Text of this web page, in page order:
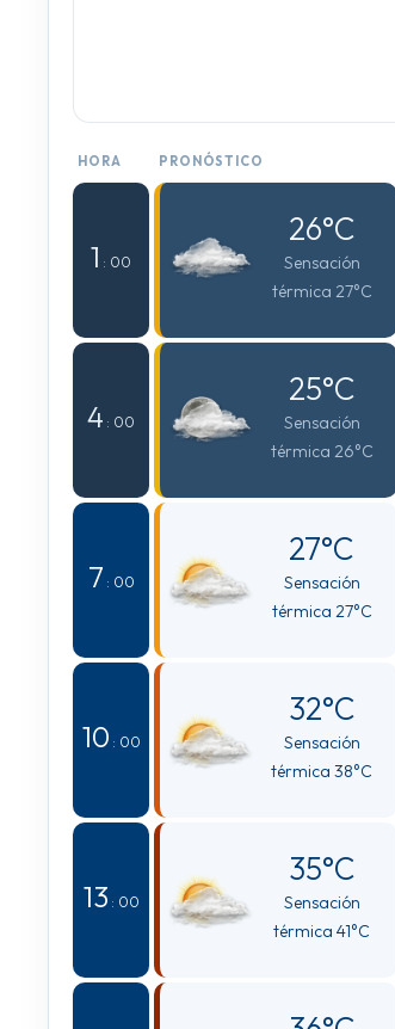
HORA PRONÓSTICO
1 : 00
26°C
Sensación
térmica 27°C
4 : 00
25°C
Sensación
térmica 26°C
7 : 00
27°C
Sensación
térmica 27°C
10 : 00
32°C
Sensación
térmica 38°C
13 : 00
35°C
Sensación
térmica 41°C